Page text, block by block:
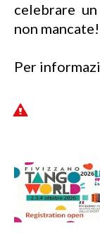
celebrare
non mancate!
Per